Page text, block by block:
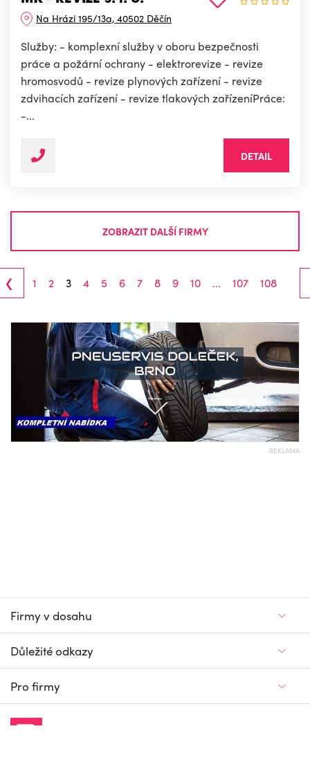
Na Hrázi 195/13a, 40502 Děčín
Služby: - komplexní služby v oboru bezpečnosti
práce a požární ochrany - elektrorevize - revize
hromosvodů - revize plynových zařízení - revize
zdvihacích zařízení - revize tlakových zařízeníPráce:
-...
DETAIL
ZOBRAZIT DALŠÍ FIRMY
‹ 1 2 3 4 5 6 7 8 9 10 ... 107 108
REKLAMA
Firmy v dosahu
Důležité odkazy
Pro firmy